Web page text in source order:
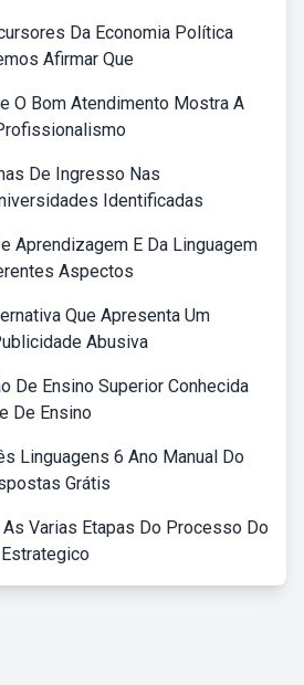
Da Economia Política
Afirmar Que
O Bom Atendimento Mostra A
De Ingresso Nas
Identificadas
Aprendizagem E Da Linguagem
Aspectos
Que Apresenta Um
Abusiva
De Ensino Superior Conhecida
De Ensino
Linguagens 6 Ano Manual Do
Grátis
Varias Etapas Do Processo Do